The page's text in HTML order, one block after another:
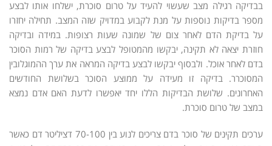
בבדיקה רגילה מצב שעשוי להעיד על טרום סוכרת, ישלחו אותו לבצע
מספר בדיקות נוספות על מנת לקבוע במדויק שזה המצב. תחילה יחזרו
על בדיקת הדם לאחר צום של שמונה שעות רצופות. במידה ובדיקה
חוזרת יצאה לא תקינה, יבקשו מהמטופל לבצע בדיקה של רמות הסוכר
בדם לאחר אוכל. ולבסוף יבקשו לבצע בדיקה המראה את ערך ההמוגלובין
המסוכרר. בדיקה זו מעידה על ממוצע הסוכר בשלושת החודשים
האחרונים. שלושת הבדיקות הללו יחד יאפשרו לדעת האם אדם נמצא
במצב של טרום סוכרת.
ערכים תקינים של סוכר בדם צריכים לנוע בין 70-100 דציליטר דם כאשר